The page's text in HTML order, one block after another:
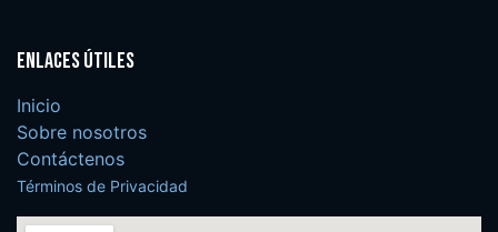
Enlaces útiles
Inicio
Sobre nosotros
Contáctenos
Términos de Privacidad